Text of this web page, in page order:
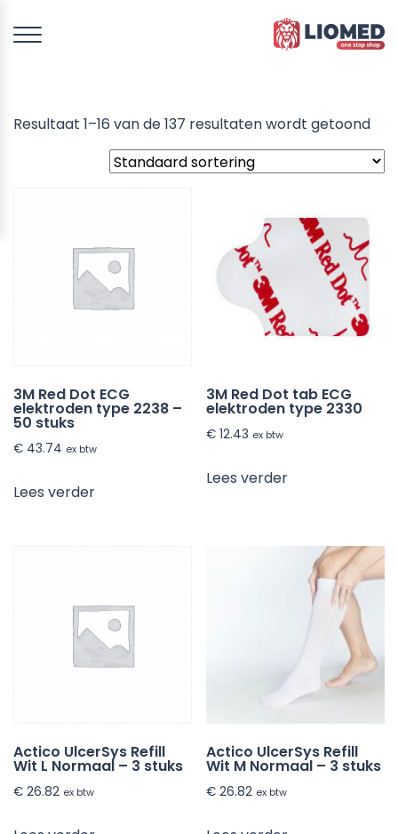
Resultaat 1–16 van de 137 resultaten wordt getoond
3M Red Dot ECG
elektroden type 2238 –
50 stuks
€ 43.74 ex btw
Lees verder
3M Red Dot tab ECG
elektroden type 2330
€ 12.43 ex btw
Lees verder
Actico UlcerSys Refill
Wit L Normaal – 3 stuks
€ 26.82 ex btw
Actico UlcerSys Refill
Wit M Normaal – 3 stuks
€ 26.82 ex btw